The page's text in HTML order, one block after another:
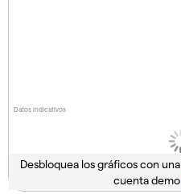
Datos indicativos
Desbloquea los gráficos con una
cuenta demo